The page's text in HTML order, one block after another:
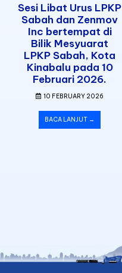
Sesi Libat Urus LPKP
Sabah dan Zenmov
Inc bertempat di
Bilik Mesyuarat
LPKP Sabah, Kota
Kinabalu pada 10
Februari 2026.
10 FEBRUARY 2026
BACA LANJUT →